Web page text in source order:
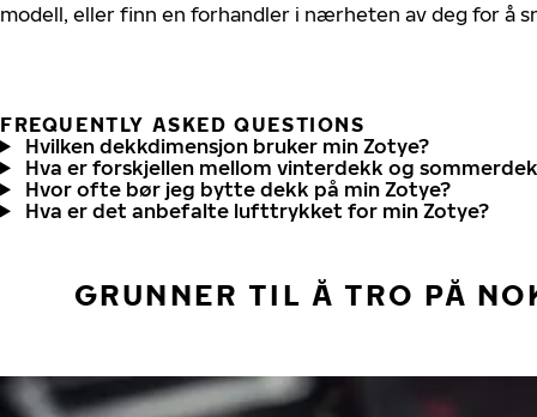
modell, eller finn en forhandler i nærheten av deg for å
FREQUENTLY ASKED QUESTIONS
Hvilken dekkdimensjon bruker min Zotye?
Hva er forskjellen mellom vinterdekk og
Hvor ofte bør jeg bytte dekk på min Zotye?
Hva er det anbefalte lufttrykket for min Zotye?
GRUNNER TIL Å TRO PÅ